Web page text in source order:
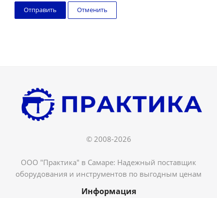
Отменить
© 2008-2026
ООО "Практика" в Самаре: Надежный поставщик
оборудования и инструментов по выгодным ценам
Информация